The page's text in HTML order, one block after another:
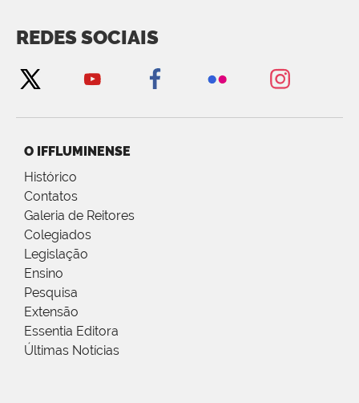
REDES SOCIAIS
O IFFLUMINENSE
Histórico
Contatos
Galeria de Reitores
Colegiados
Legislação
Ensino
Pesquisa
Extensão
Essentia Editora
Últimas Notícias